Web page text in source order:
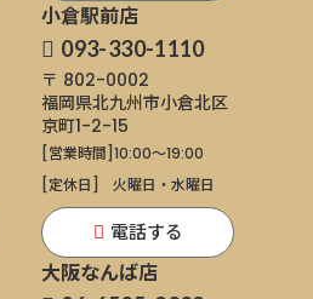
小倉駅前店
093-330-1110
〒 802-0002
福岡県北九州市小倉北区
京町1-2-15
[営業時間]10:00～19:00
[定休日]
火曜日・水曜日
電話する
大阪なんば店